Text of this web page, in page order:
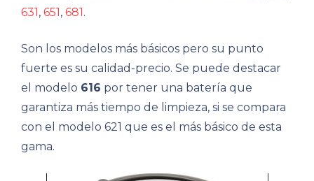
631, 651, 681.
Son los modelos más básicos pero su punto
fuerte es su calidad-precio. Se puede destacar
el modelo 616 por tener una batería que
garantiza más tiempo de limpieza, si se compara
con el modelo 621 que es el más básico de esta
gama.